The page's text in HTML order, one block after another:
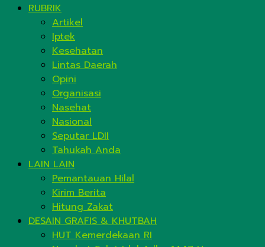
RUBRIK
Artikel
Iptek
Kesehatan
Lintas Daerah
Opini
Organisasi
Nasehat
Nasional
Seputar LDII
Tahukah Anda
LAIN LAIN
Pemantauan Hilal
Kirim Berita
Hitung Zakat
DESAIN GRAFIS & KHUTBAH
HUT Kemerdekaan RI